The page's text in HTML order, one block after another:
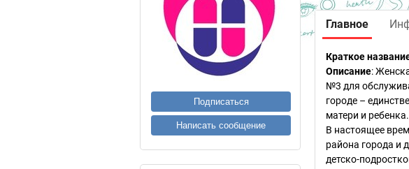
Подписаться
Написать сообщение
Главное
Краткое
Описание:
№3 для
городе –
матери и ребенка.
В настоящее
района города и
детско-